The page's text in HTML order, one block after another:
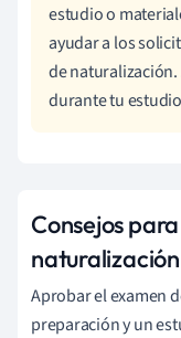
estudio o
ayudar a los
de
durante tu
Consejos
naturalización
Aprobar el examen
preparación y un